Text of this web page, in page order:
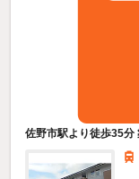
佐野市駅より徒歩35分